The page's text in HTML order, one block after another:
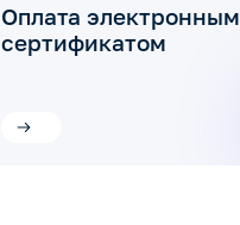
Оплата электронным
сертификатом